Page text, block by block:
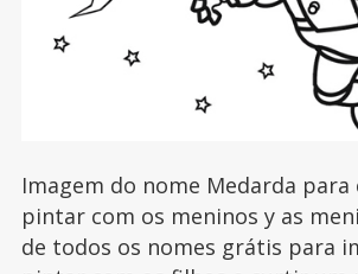
Imagem do nome Medarda
pintar com os meninos y as
de todos os nomes grátis para